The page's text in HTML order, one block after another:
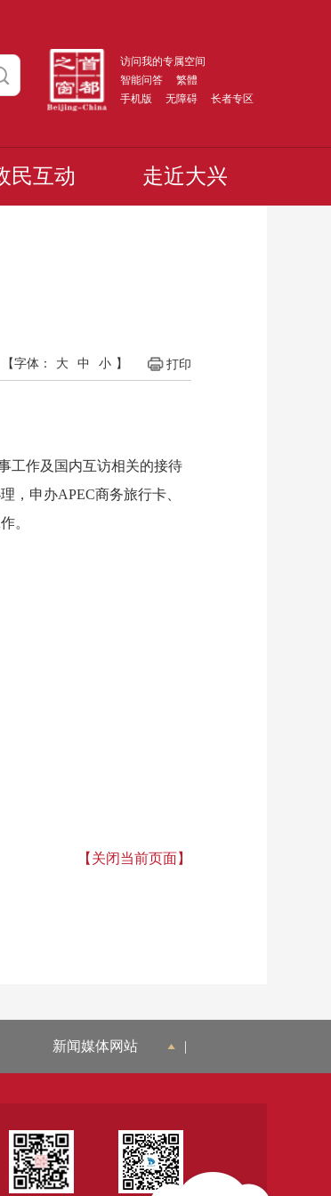
访问我的专属空间
智能问答
繁體
手机版
无障碍 长者专区
民互动 走近大兴
打印
【字体： 大 中 小 】
工作及国内互访相关的接待
，申办APEC商务旅行卡、
。
【关闭当前页面】
新闻媒体网站 |